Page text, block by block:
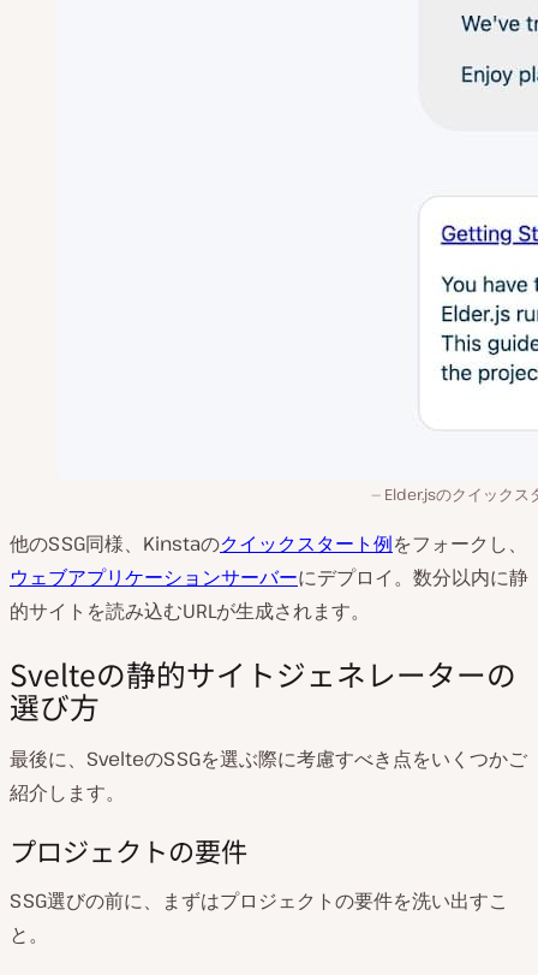
Elder.jsのクイックス
他のSSG同様、Kinstaのクイックスタート例をフォークし、
ウェブアプリケーションサーバーにデプロイ。数分以内に静
的サイトを読み込むURLが生成されます。
Svelteの静的サイトジェネレーターの
選び方
最後に、SvelteのSSGを選ぶ際に考慮すべき点をいくつかご
紹介します。
プロジェクトの要件
SSG選びの前に、まずはプロジェクトの要件を洗い出すこ
と。